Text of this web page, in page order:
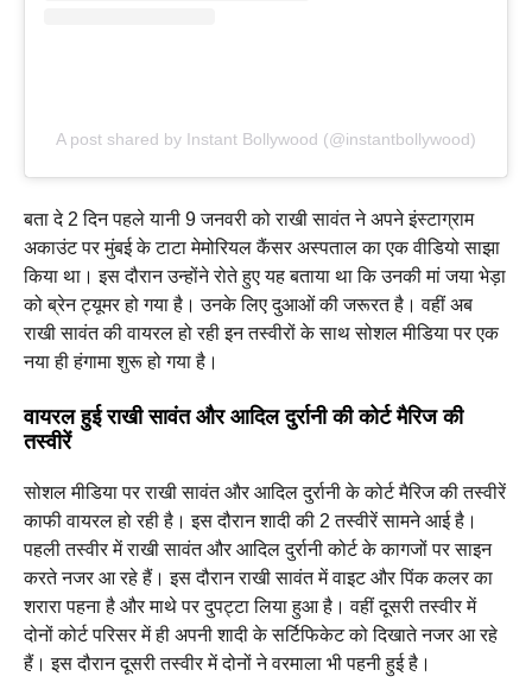
A post shared by Instant Bollywood (@instantbollywood)
बता दे 2 दिन पहले यानी 9 जनवरी को राखी सावंत ने अपने इंस्टाग्राम
अकाउंट पर मुंबई के टाटा मेमोरियल कैंसर अस्पताल का एक वीडियो साझा
किया था। इस दौरान उन्होंने रोते हुए यह बताया था कि उनकी मां जया भेड़ा
को ब्रेन ट्यूमर हो गया है। उनके लिए दुआओं की जरूरत है। वहीं अब
राखी सावंत की वायरल हो रही इन तस्वीरों के साथ सोशल मीडिया पर एक
नया ही हंगामा शुरू हो गया है।
वायरल हुई राखी सावंत और आदिल दुर्रानी की कोर्ट मैरिज की
तस्वीरें
सोशल मीडिया पर राखी सावंत और आदिल दुर्रानी के कोर्ट मैरिज की तस्वीरें
काफी वायरल हो रही है। इस दौरान शादी की 2 तस्वीरें सामने आई है।
पहली तस्वीर में राखी सावंत और आदिल दुर्रानी कोर्ट के कागजों पर साइन
करते नजर आ रहे हैं। इस दौरान राखी सावंत में वाइट और पिंक कलर का
शरारा पहना है और माथे पर दुपट्टा लिया हुआ है। वहीं दूसरी तस्वीर में
दोनों कोर्ट परिसर में ही अपनी शादी के सर्टिफिकेट को दिखाते नजर आ रहे
हैं। इस दौरान दूसरी तस्वीर में दोनों ने वरमाला भी पहनी हुई है।